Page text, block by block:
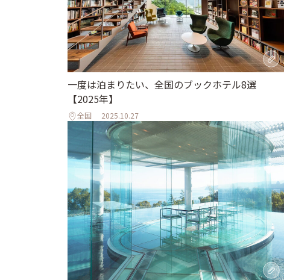
一度は泊まりたい、全国のブックホテル8選
【2025年】
全国 2025.10.27